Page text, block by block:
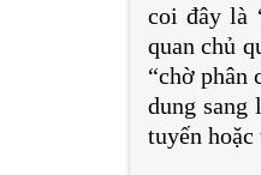
coi đây là
quan chủ
“chờ
dung
tuyến